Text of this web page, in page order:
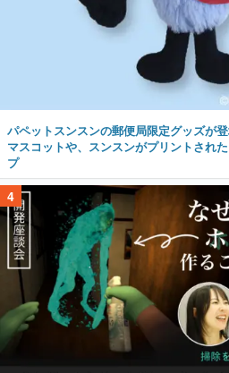
パペットスンスンの郵便局限定グッズが
マスコットや、スンスンがプリントされ
プ
4